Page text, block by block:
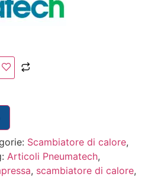
Scambiatore di calore,
Articoli Pneumatech,
, scambiatore di calore,